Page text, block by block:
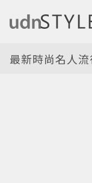
最新時尚名人